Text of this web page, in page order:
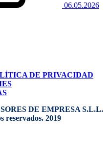
06.05.2026
DE PRIVACIDAD
DE EMPRESA S.L.L.
reservados. 2019